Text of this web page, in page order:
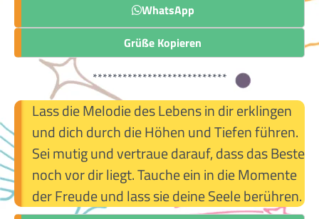
WhatsApp
Grüße Kopieren
***************************
Lass die Melodie des Lebens in dir erklingen
und dich durch die Höhen und Tiefen führen.
Sei mutig und vertraue darauf, dass das Beste
noch vor dir liegt. Tauche ein in die Momente
der Freude und lass sie deine Seele berühren.